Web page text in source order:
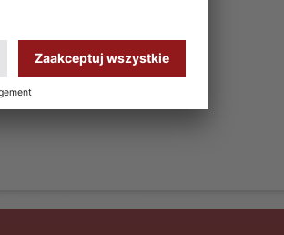
przed